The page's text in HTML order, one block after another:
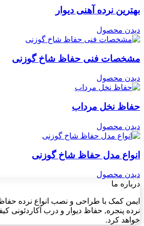
بهترین نرده آهنی دیوار
دیدن محصول
مشخصات فنی حفاظ شاخ گوزنی
دیدن محصول
حفاظ نخل مرداب
دیدن محصول
انواع مدل حفاظ شاخ گوزنی
دیدن محصول
درباره ما
ایمن کمک با طراحی و نصب انواع نرده
نرده پنجره, حفاظ دیوار و درب آکاردئونی
خواهد کرد.